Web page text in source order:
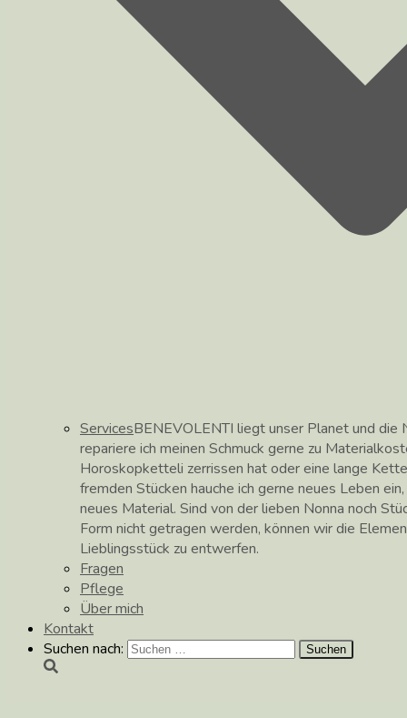
ServicesBENEVOLENTI liegt unser Planet und die
repariere ich meinen Schmuck gerne zu
Horoskopketteli zerrissen hat oder eine lange
fremden Stücken hauche ich gerne neues Leben
neues Material. Sind von der lieben Nonna noch
Form nicht getragen werden, können wir die
Lieblingsstück zu entwerfen.
Fragen
Pflege
Über mich
Kontakt
Suchen nach: